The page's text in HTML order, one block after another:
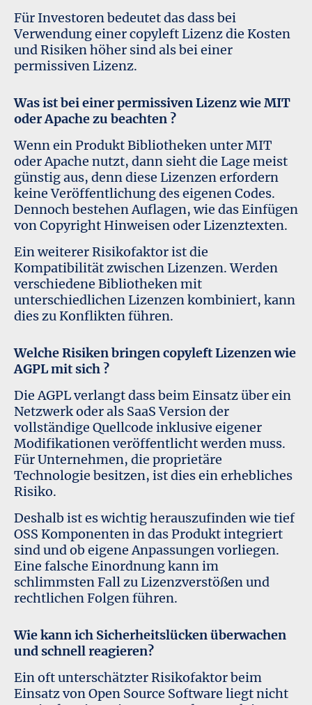
Für Investoren bedeutet das dass bei
Verwendung einer copyleft Lizenz die Kosten
und Risiken höher sind als bei einer
permissiven Lizenz.
Was ist bei einer permissiven Lizenz wie MIT
oder Apache zu beachten ?
Wenn ein Produkt Bibliotheken unter MIT
oder Apache nutzt, dann sieht die Lage meist
günstig aus, denn diese Lizenzen erfordern
keine Veröffentlichung des eigenen Codes.
Dennoch bestehen Auflagen, wie das Einfügen
von Copyright Hinweisen oder Lizenztexten.
Ein weiterer Risikofaktor ist die
Kompatibilität zwischen Lizenzen. Werden
verschiedene Bibliotheken mit
unterschiedlichen Lizenzen kombiniert, kann
dies zu Konflikten führen.
Welche Risiken bringen copyleft Lizenzen wie
AGPL mit sich ?
Die AGPL verlangt dass beim Einsatz über ein
Netzwerk oder als SaaS Version der
vollständige Quellcode inklusive eigener
Modifikationen veröffentlicht werden muss.
Für Unternehmen, die proprietäre
Technologie besitzen, ist dies ein erhebliches
Risiko.
Deshalb ist es wichtig herauszufinden wie tief
OSS Komponenten in das Produkt integriert
sind und ob eigene Anpassungen vorliegen.
Eine falsche Einordnung kann im
schlimmsten Fall zu Lizenzverstößen und
rechtlichen Folgen führen.
Wie kann ich Sicherheitslücken überwachen
und schnell reagieren?
Ein oft unterschätzter Risikofaktor beim
Einsatz von Open Source Software liegt nicht